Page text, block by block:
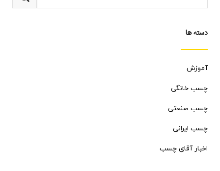
دسته ها
آموزش
چسب خانگی
چسب صنعتی
چسب ایرانی
اخبار آقای چسب